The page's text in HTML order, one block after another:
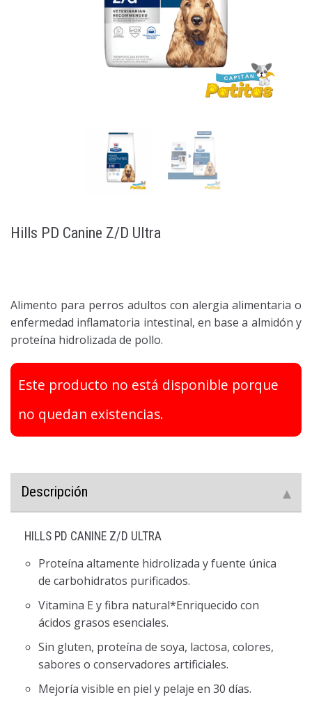
Hills PD Canine Z/D Ultra
Alimento para perros adultos con alergia alimentaria o
enfermedad inflamatoria intestinal, en base a almidón y
proteína hidrolizada de pollo.
Este producto no está disponible porque
no quedan existencias.
Descripción
HILLS PD CANINE Z/D ULTRA
Proteína altamente hidrolizada y fuente única
de carbohidratos purificados.
Vitamina E y fibra natural*Enriquecido con
ácidos grasos esenciales.
Sin gluten, proteína de soya, lactosa, colores,
sabores o conservadores artificiales.
Mejoría visible en piel y pelaje en 30 días.